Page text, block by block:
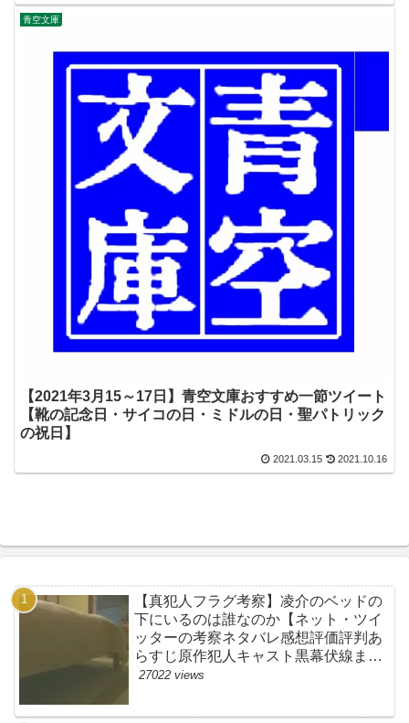
青空文庫
【2021年3月15～17日】青空文庫おすすめ一節ツイート
【靴の記念日・サイコの日・ミドルの日・聖パトリック
の祝日】
2021.03.15 2021.10.16
【真犯人フラグ考察】凌介のベッドの
下にいるのは誰なのか【ネット・ツイ
ッターの考察ネタバレ感想評価評判あ
らすじ原作犯人キャスト黒幕伏線まと
め】
27022 views